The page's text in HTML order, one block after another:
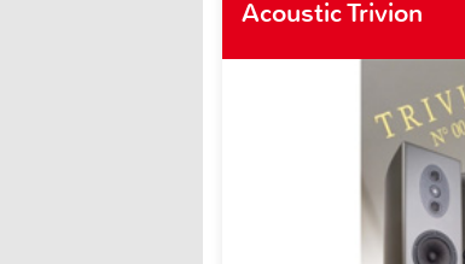
Acoustic Trivion